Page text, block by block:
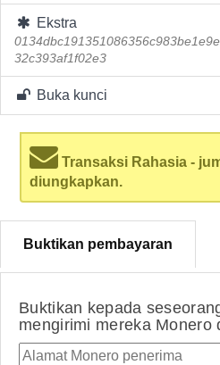
Ekstra
32c393af1f02e3
Buka kunci
Transaksi Rahasia -
diungkapkan.
Buktikan pembayaran
Buktikan kepada
mengirimi mereka Monero